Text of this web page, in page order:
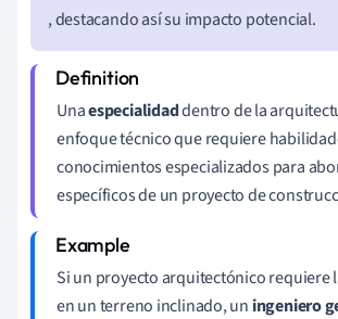
, destacando así su impacto potencial.
Unaespecialidaddentro de la
enfoque técnico que requiere
conocimientos especializados para
específicos de un proyecto de
Si un proyecto arquitectónico requiere
en un terreno inclinado, un ingeniero